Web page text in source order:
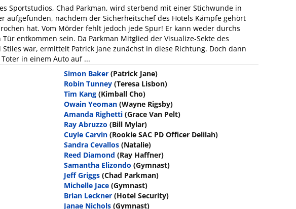
Sportstudios, Chad Parkman, wird sterbend mit einer Stichwunde in
aufgefunden, nachdem der Sicherheitschef des Hotels Kämpfe gehört
hat. Vom Mörder fehlt jedoch jede Spur! Er kann weder durchs
entkommen sein. Da Parkman Mitglied der Visualize-Sekte des
war, ermittelt Patrick Jane zunächst in diese Richtung. Doch dann
in einem Auto auf ...
Simon Baker (Patrick Jane)
Robin Tunney (Teresa Lisbon)
Tim Kang (Kimball Cho)
Owain Yeoman (Wayne Rigsby)
Amanda Righetti (Grace Van Pelt)
Ray Abruzzo (Bill Mylar)
Cuyle Carvin (Rookie SAC PD Officer Delilah)
Sandra Cevallos (Natalie)
Reed Diamond (Ray Haffner)
Samantha Elizondo (Gymnast)
Jeff Griggs (Chad Parkman)
Michelle Jace (Gymnast)
Brian Leckner (Hotel Security)
Janae Nichols (Gymnast)